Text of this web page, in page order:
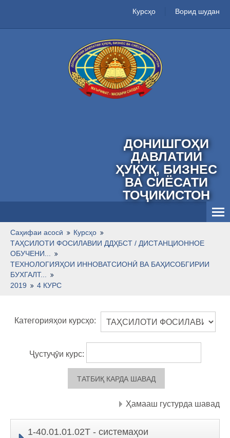
Курсҳо Ворид шудан
ДОНИШГОҲИ
ДАВЛАТИИ
ҲУҚУҚ, БИЗНЕС
ВА СИЁСАТИ
ТОҶИКИСТОН
Тоҷикӣ ‎(tj)‎
Саҳифаи асосӣ
Курсҳо
ТАҲСИЛОТИ ФОСИЛАВИИ ДДҲБСТ / ДИСТАНЦИОННОЕ
ОБУЧЕНИ...
ТЕХНОЛОГИЯҲОИ ИННОВАТСИОНӢ ВА БАҲИСОБГИРИИ
БУХГАЛТ...
2019
4 КУРС
Категорияҳои курсҳо:
Ҷустуҷӯи курс:
Ҳамааш густурда шавад
1-40.01.01.02Т - системаҳои